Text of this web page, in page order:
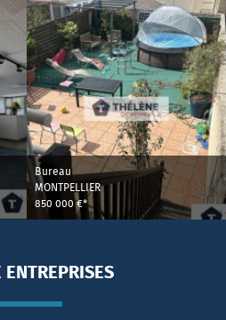
Bureau
MONTPELLIER
850 000 €*
ENTREPRISES